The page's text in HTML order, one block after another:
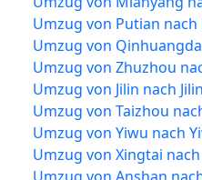
Umzug von Putian nach
Umzug von
Umzug von Zhuzhou
Umzug von Jilin nach Jilin
Umzug von Taizhou
Umzug von Yiwu nach
Umzug von Xingtai